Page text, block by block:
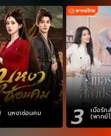
บุหงาซ่อนคม 3 เมื่อรัก
(พากย์